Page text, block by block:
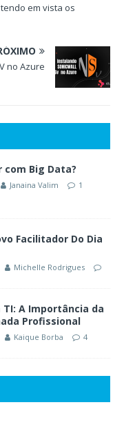
em vista os
no Azure
com Big Data?
Janaina Valim 1
Facilitador Do Dia
Michelle Rodrigues
TI: A Importância da
Profissional
Kaique Borba 4